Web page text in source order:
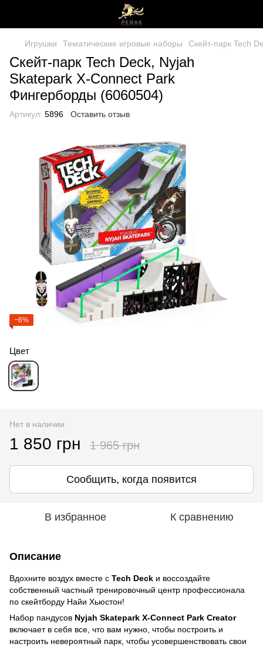
Игрушки Тематические игровые наборы Скейт-парк Tech
Скейт-парк Tech Deck, Nyjah
Skatepark X-Connect Park
Фингерборды (6060504)
Артикул: 5896 Оставить отзыв
−6%
Цвет
Нет в наличии
1 850 грн 1 965 грн
Сообщить, когда появится
В избранное К сравнению
Описание
Вдохните воздух вместе с Tech Deck и воссоздайте
собственный частный тренировочный центр профессионала
по скейтборду Найи Хьюстон!
Набор пандусов Nyjah Skatepark X-Connect Park Creator
включает в себя все, что вам нужно, чтобы построить и
настроить невероятный парк, чтобы усовершенствовать свои